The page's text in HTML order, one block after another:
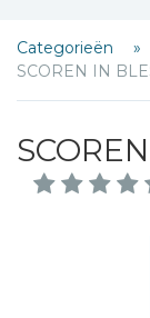
Categorieën
SCOREN IN